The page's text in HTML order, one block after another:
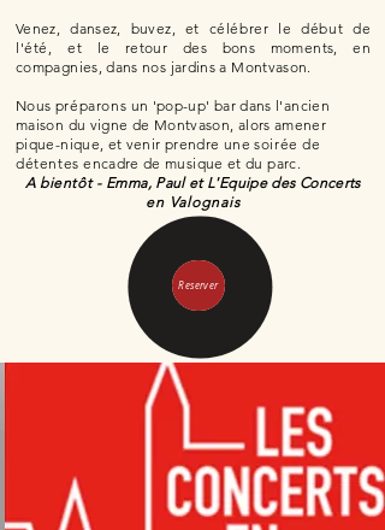
Venez, dansez, buvez, et célébrer ledébut de
l'été,
et le retour des bons moments, en
compagnies, dans nos jardins a Montvason.
Nous préparons un 'pop-up' bar dans l'ancien
maison du vigne de Montvason, alors amener
pique-nique, et venir prendre unesoirée de
détentes encadre de musique et du parc.
Abientôt - Emma, Paul et L'Equipe des Concerts
en Valognais
Reserver